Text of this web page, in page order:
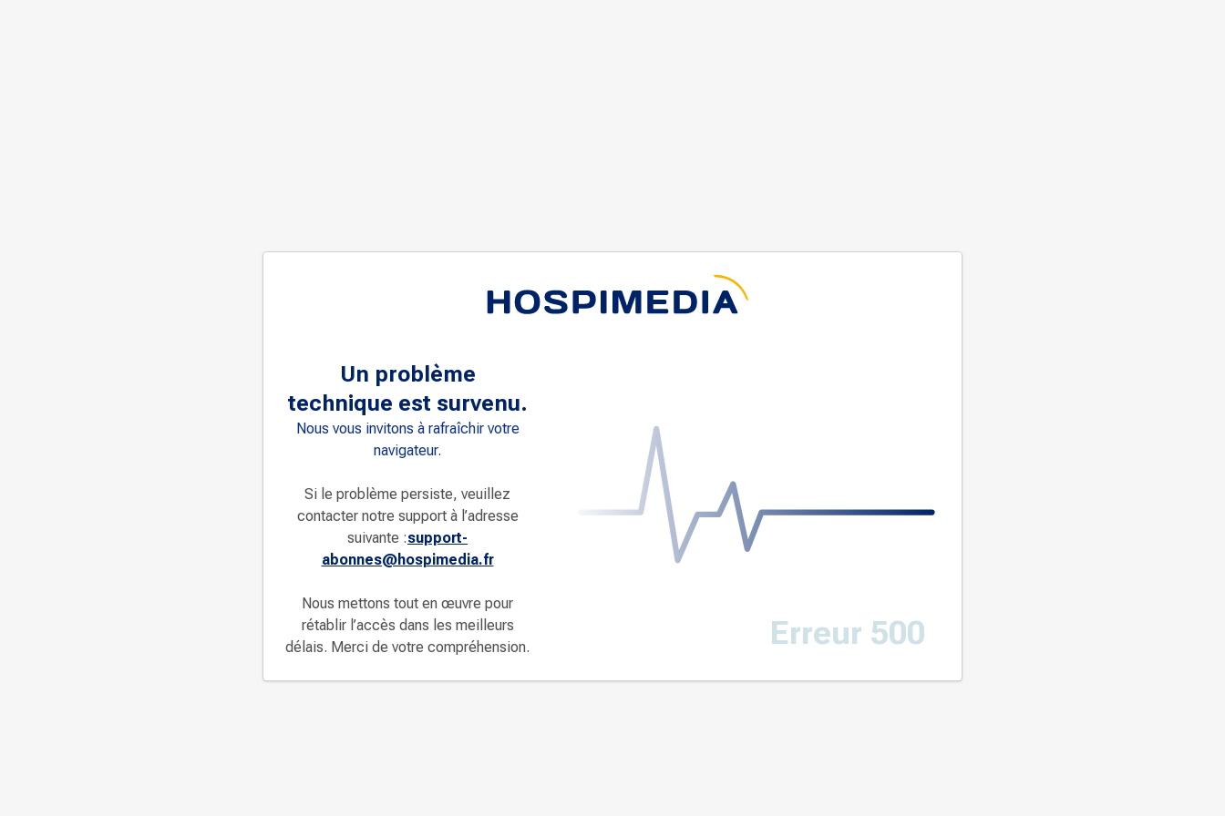
Un problème
technique est survenu.
Nous vous invitons à rafraîchir votre
navigateur.
Si le problème persiste, veuillez
contacter notre support à l’adresse
suivante :support-
abonnes@hospimedia.fr
Nous mettons tout en œuvre pour
rétablir l’accès dans les meilleurs
délais. Merci de votre compréhension.
Erreur 500